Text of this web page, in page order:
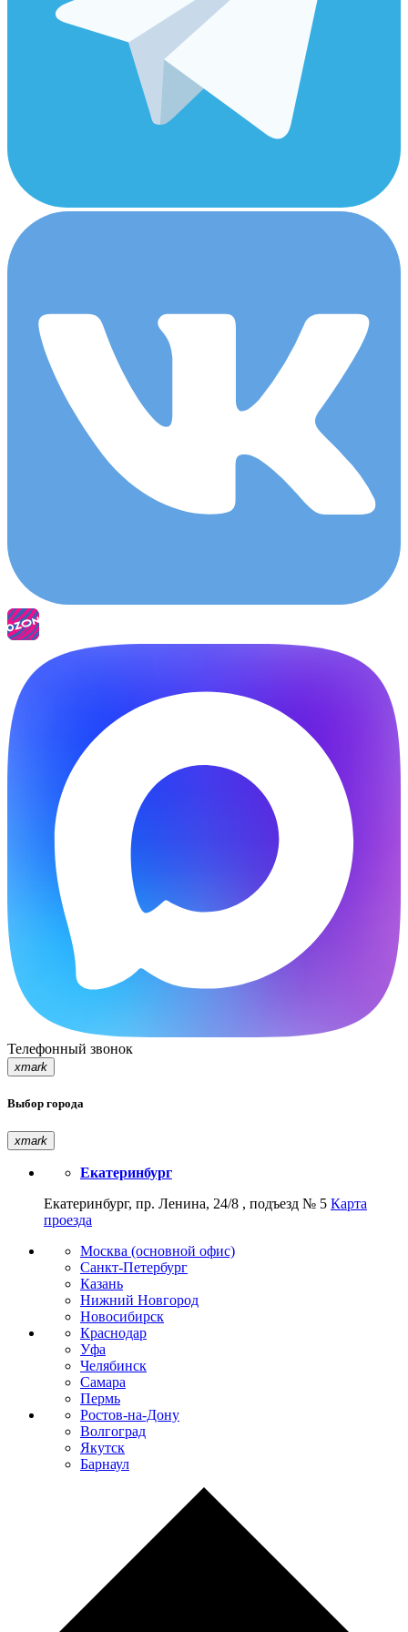
Телефонный звонок
xmark
Выбор города
xmark
Екатеринбург
Екатеринбург, пр. Ленина, 24/8 , подъезд № 5 Карта
проезда
Москва (основной офис)
Санкт-Петербург
Казань
Нижний Новгород
Новосибирск
Краснодар
Уфа
Челябинск
Самара
Пермь
Ростов-на-Дону
Волгоград
Якутск
Барнаул